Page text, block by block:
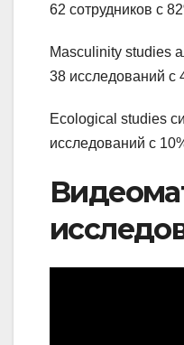
62 сотрудников с
Masculinity studies
38 исследований с
Ecological studies
исследований с